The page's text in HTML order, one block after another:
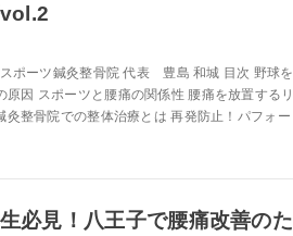
ポーツ鍼灸整骨院 代表 豊島 和城 目次 野球を
原因 スポーツと腰痛の関係性 腰痛を放置するリ
灸整骨院での整体治療とは 再発防止！パフォー
必見！八王子で腰痛改善のた